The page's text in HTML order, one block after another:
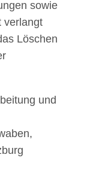
sowie
verlangt
Löschen
und